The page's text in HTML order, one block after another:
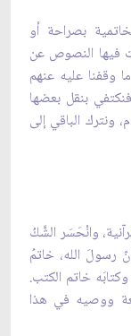
بصراحة أو
فيها النصوص عن
وقفنا عليه عنهم
بنقل بعضها
ونترك الباقي إلى
وانْحَسَر الشَّكُ
رسولَ الله، خاتمُ
خاتم الكتب.
ووصيه في هذا